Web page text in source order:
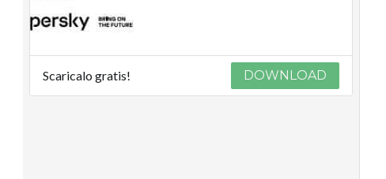
Scaricalo gratis! DOWNLOAD